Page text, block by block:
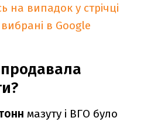
на випадок у стрічці
в Google
мазуту і ВГО було